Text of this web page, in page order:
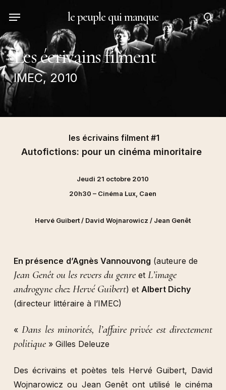
main
content
le peuple qui manque
Menu
Les écrivains filment
IMEC, 2010
les écrivains filment #1
Autofictions: pour un cinéma minoritaire
Jeudi 21 octobre 2010
20h30 – Cinéma Lux, Caen
Hervé Guibert / David Wojnarowicz / Jean Genêt
En présence d’Agnès Vannouvong (auteure de
Jean Genêt ou les revers du genreet L’image
androgyne chez Hervé Guibert) et Albert Dichy
(directeur littéraire à l’IMEC)
« Dans les minorités, l’affaire privée est directement
politique» Gilles Deleuze
Des écrivains et poètes tels Hervé Guibert, David
Wojnarowicz ou Jean Genêt ont utilisé le cinéma